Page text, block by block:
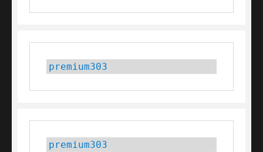
premium303
premium303